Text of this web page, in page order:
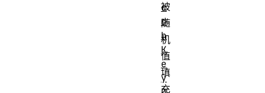
被
随
机
值
填
充
c
d
h
K
e
y